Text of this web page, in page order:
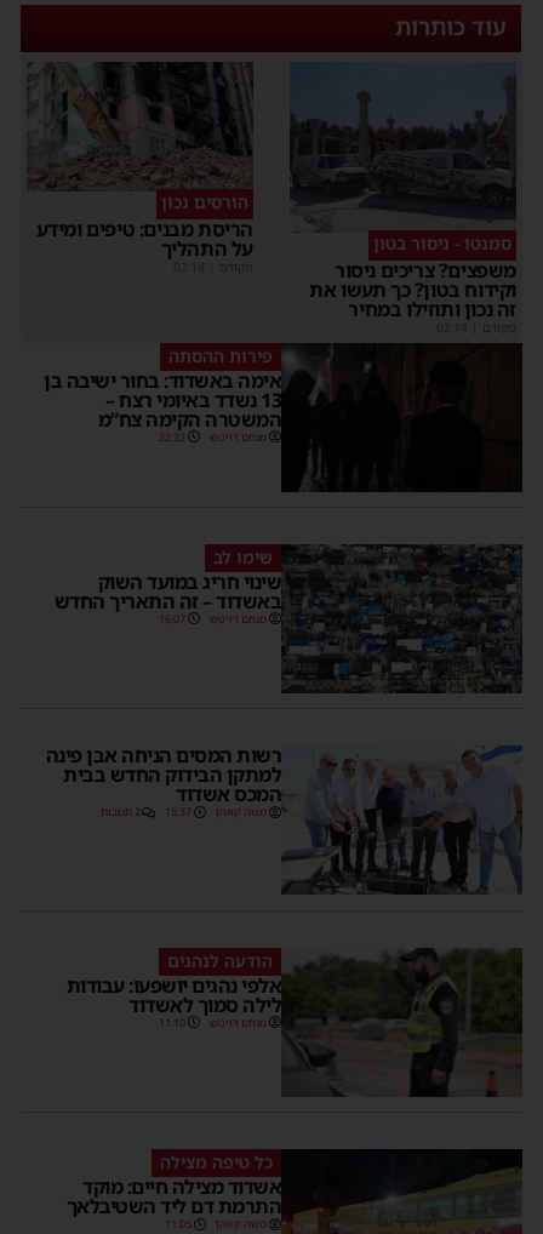
עוד כותרות
סמנטו - ניסור בטון
משפצים? צריכים ניסור
וקידוח בטון? כך תעשו את
זה נכון ותוזילו במחיר
הורסים נכון
הריסת מבנים: טיפים ומידע
על התהליך
פירות ההסתה
אימה באשדוד: בחור ישיבה בן
13 נשדד באיומי רצח –
המשטרה הקימה צח”מ
מנחם דויטש 22:32
שימו לב
שינוי חריג במועד השוק
באשדוד – זה התאריך החדש
מנחם דויטש 16:07
רשות המסים הניחה אבן פינה
למתקן הבידוק החדש בבית
המכס אשדוד
משה קאהן 15:37 2 תגובות
הודעה לנהגים
אלפי נהגים יושפעו: עבודות
לילה סמוך לאשדוד
מנחם דויטש 11:10
כל טיפה מצילה
אשדוד מצילה חיים: מוקד
התרמת דם ליד השטיבלאך
משה קאהן 11:05